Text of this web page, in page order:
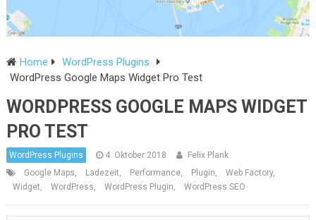
Home
WordPress Plugins
WordPress Google Maps Widget Pro Test
WORDPRESS GOOGLE MAPS WIDGET
PRO TEST
WordPress Plugins 4. Oktober 2018
Felix Plank
Google Maps
Ladezeit Performance, Plugin Web Factory,
Widget
WordPress WordPress Plugin WordPress SEO